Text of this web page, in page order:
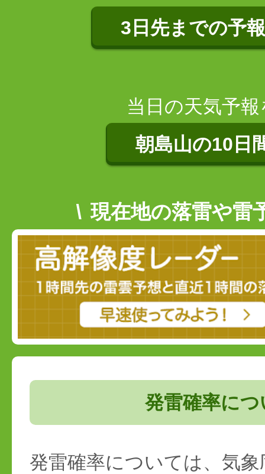
3日先までの予
当日の天気予
朝島山の10日
現在地の落雷や雷
発雷確率につ
発雷確率については、気